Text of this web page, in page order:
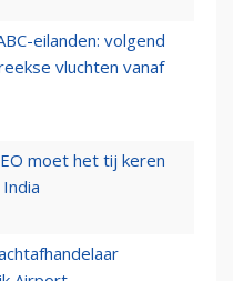
eilanden: volgend
vluchten vanaf
moet het tij keren